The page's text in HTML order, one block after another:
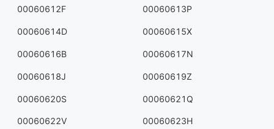
00060612F 00060613P
00060614D 00060615X
00060616B 00060617N
00060618J 00060619Z
00060620S 00060621Q
00060622V 00060623H